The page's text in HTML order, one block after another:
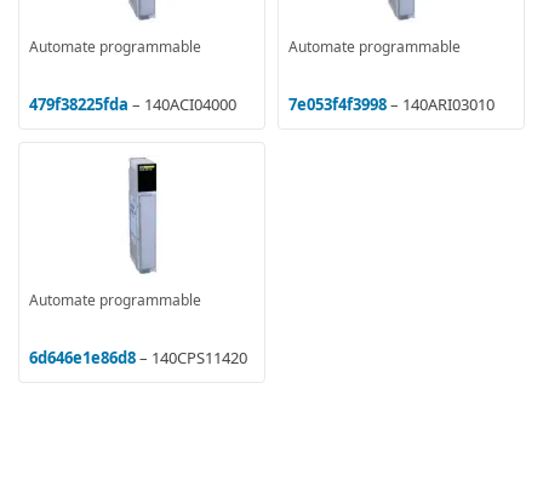
Automate programmable
479f38225fda – 140ACI04000
Automate programmable
7e053f4f3998– 140ARI03010
Automate programmable
6d646e1e86d8– 140CPS11420